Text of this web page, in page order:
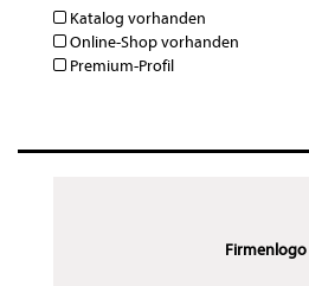
Katalog vorhanden
Online-Shop vorhanden
Premium-Profil
Firmenlogo